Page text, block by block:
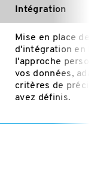
Intégration
Mise en place de
d'intégration en
l'approche
vos données,
critères de
avez définis.